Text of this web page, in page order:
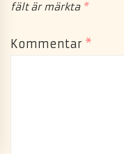
fält är märkta *
Kommentar *